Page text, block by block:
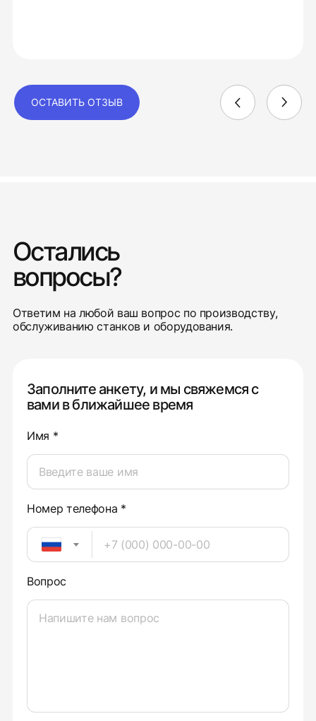
ОСТАВИТЬ ОТЗЫВ
Остались
вопросы?
Ответим на любой ваш вопрос по производству,
обслуживанию станков и оборудования.
Заполните анкету, и мы свяжемся с
вами в ближайшее время
Имя *
Номер телефона *
Вопрос